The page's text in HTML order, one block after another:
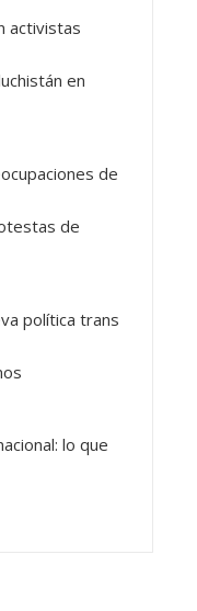
activistas
en
de
de
política trans
lo que